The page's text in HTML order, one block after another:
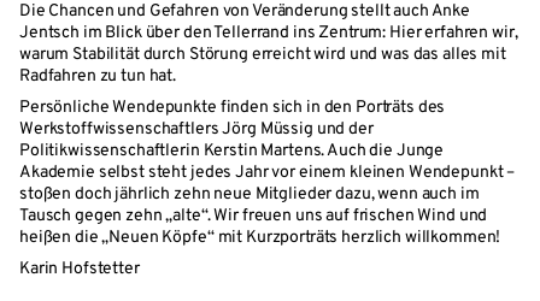
Die Chancen und Gefahren von Veränderung stellt auch Anke
Jentsch im Blick über den Tellerrand ins Zentrum: Hier erfahren wir,
warum Stabilität durch Störung erreicht wird und was das alles mit
Radfahren zu tun hat.
Persönliche Wendepunkte finden sich in den Porträts des
Werkstoffwissenschaftlers Jörg Müssig und der
Politikwissenschaftlerin Kerstin Martens. Auch die Junge
Akademie selbst steht jedes Jahr vor einem kleinen Wendepunkt –
stoßen doch jährlich zehn neue Mitglieder dazu, wenn auch im
Tausch gegen zehn „alte“. Wir freuen uns auf frischen Wind und
heißen die „Neuen Köpfe“ mit Kurzporträts herzlich willkommen!
Karin Hofstetter